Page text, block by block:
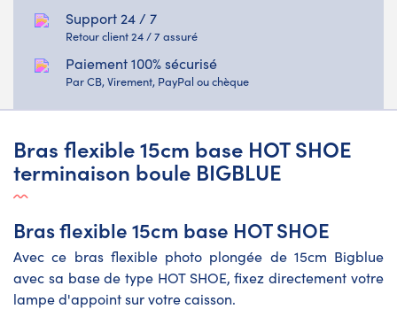
Support 24 / 7
Retour client 24 / 7 assuré
Paiement 100% sécurisé
Par CB, Virement, PayPal ou chèque
Bras flexible 15cm base HOT SHOE
terminaison boule BIGBLUE
Bras flexible 15cm base HOT SHOE
Avec ce bras flexible photo plongée de 15cm Bigblue
avec sa base de type HOT SHOE, fixez directement votre
lampe d'appoint sur votre caisson.